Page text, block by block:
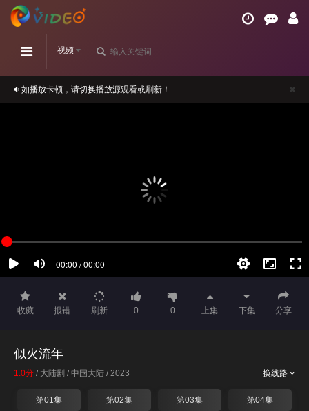
视频
如播放卡顿，请切换播放源观看或刷新！
收藏 报错 刷新 0 0 上集 下集 分享
似火流年
换线路
1.0分 / 大陆剧 / 中国大陆 / 2023
第01集 第02集 第03集 第04集